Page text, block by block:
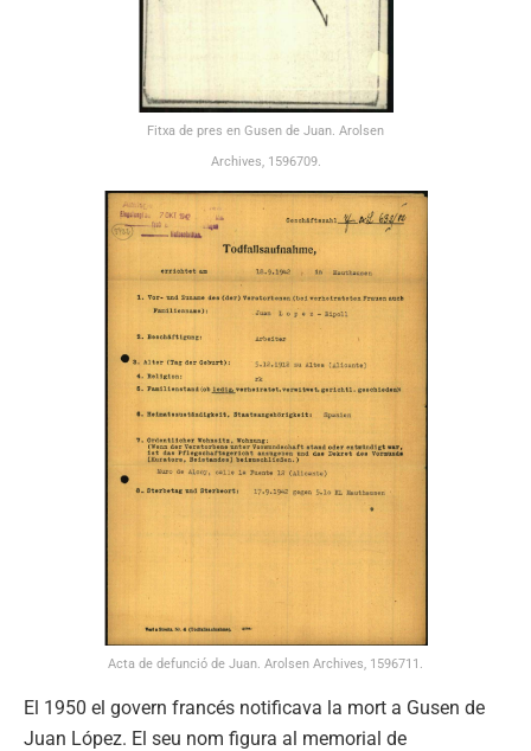
Fitxa de pres en Gusen de Juan. Arolsen
Archives, 1596709.
Acta de defunció de Juan. Arolsen Archives, 1596711.
El 1950 el govern francés notificava la mort a Gusen de
Juan López. El seu nom figura al memorial de